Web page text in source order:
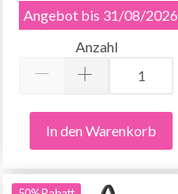
Angebot bis 31/08/2026
Anzahl
In den Warenkorb